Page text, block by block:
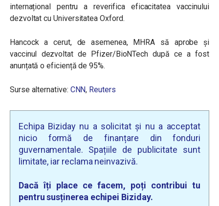
internațional pentru a reverifica eficacitatea vaccinului
dezvoltat cu Universitatea Oxford.
Hancock a cerut, de asemenea, MHRA să aprobe și
vaccinul dezvoltat de Pfizer/BioNTech după ce a fost
anunțată o eficiență de 95%.
Surse alternative: CNN, Reuters
Echipa Biziday nu a solicitat și nu a acceptat
nicio formă de finanțare din fonduri
guvernamentale. Spațiile de publicitate sunt
limitate, iar reclama neinvazivă.
Dacă îți place ce facem, poți contribui tu
pentru susținerea echipei Biziday.